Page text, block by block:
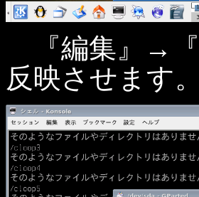
『編集』→『
反映させます。